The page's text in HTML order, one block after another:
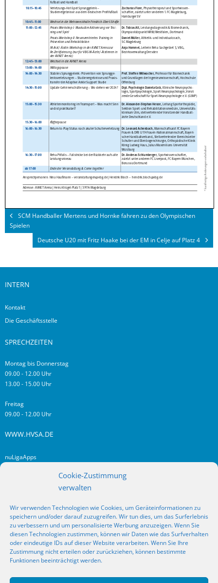
Cookie-Zustimmung
verwalten
Wir verwenden Technologien wie Cookies, um Geräteinformationen zu
speichern und/oder darauf zuzugreifen. Wir tun dies, um das Surferlebnis
zu verbessern und um personalisierte Werbung anzuzeigen. Wenn Sie
diesen Technologien zustimmen, können wir Daten wie das Surfverhalten
oder eindeutige IDs auf dieser Website verarbeiten. Wenn Sie Ihre
Zustimmung nicht erteilen oder zurückziehen, können bestimmte
Funktionen beeinträchtigt werden.
SCM Handballer Mertens und Hornke fahren zu den Olympischen
Spielen
Deutsche U20 mit Fritz Haake bei der EM in Celje auf Platz 4
INTERN
Kontakt
Die Geschäftsstelle
SPRECHZEITEN
Montag bis Donnerstag
09.00 - 12.00 Uhr
13.00 - 15.00 Uhr
Freitag
09.00 - 12.00 Uhr
WWW.HVSA.DE
nuLigaApps
RSS
Fragen? Kontakt!
SOCIAL MEDIA